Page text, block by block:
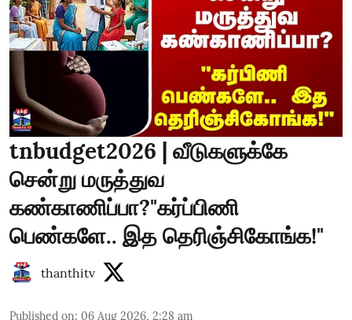
tnbudget2026 | வீடுகளுக்கே
சென்று மருத்துவ
கண்காணிப்பா?"கர்ப்பிணி
பெண்களே.. இத தெரிஞ்சிகோங்க!"
thanthitv
Published on: 06 Aug 2026, 2:28 am